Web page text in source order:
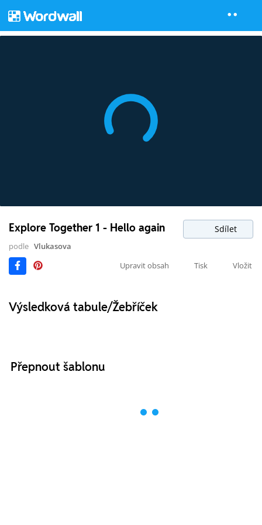
Explore Together 1 - Hello again Sdílet
podle Vlukasova
Upravit obsah
Tisk Vložit
Výsledková tabule/Žebříček
Přepnout šablonu